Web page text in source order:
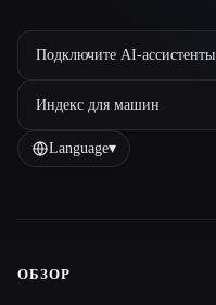
Подключите AI-ассистенты
Индекс для машин
Language▾
Site navigation
ОБЗОР